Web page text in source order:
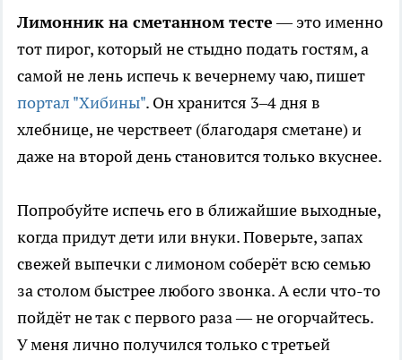
Лимонник на сметанном тесте— это именно
тот пирог, который не стыдно подать гостям, а
самой не лень испечь к вечернему чаю, пишет
портал "Хибины". Он хранится 3–4 дня в
хлебнице, не черствеет (благодаря сметане) и
даже на второй день становится только вкуснее.
Попробуйте испечь его в ближайшие выходные,
когда придут дети или внуки. Поверьте, запах
свежей выпечки с лимоном соберёт всю семью
за столом быстрее любого звонка. А если что-то
пойдёт не так с первого раза — не огорчайтесь.
У меня лично получился только с третьей